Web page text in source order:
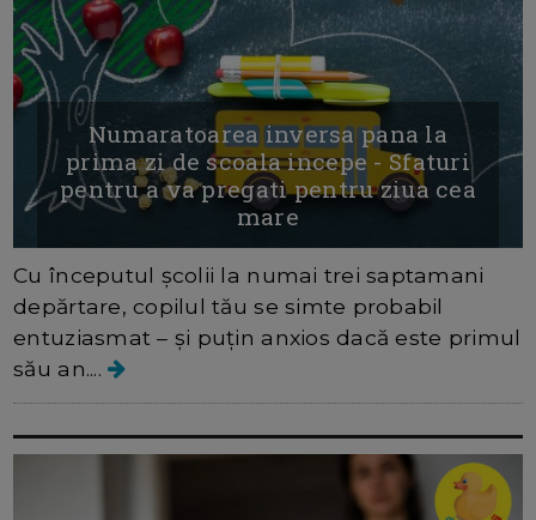
Numaratoarea inversa pana la
prima zi de scoala incepe - Sfaturi
pentru a va pregati pentru ziua cea
mare
Cu începutul școlii la numai trei saptamani
depărtare, copilul tău se simte probabil
entuziasmat – și puțin anxios dacă este primul
său an....